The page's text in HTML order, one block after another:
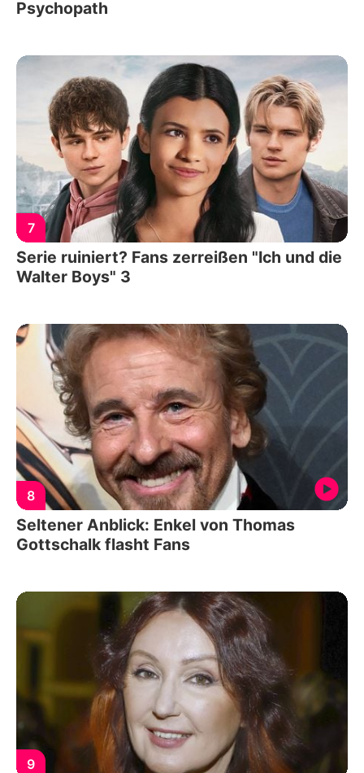
Psychopath
7
Serie ruiniert? Fans zerreißen "Ich und die
Walter Boys" 3
8
Seltener Anblick: Enkel von Thomas
Gottschalk flasht Fans
9